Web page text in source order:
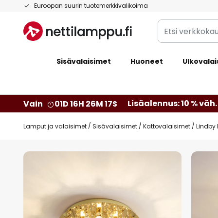
Euroopan suurin tuotemerkkivalikoima
Skip
Content
Etsi
verkkokaupan
Sisävalaisimet Huoneet
Vain 01D 16H 26M 15S Lisäalennus: 10 %
Lamput ja valaisimet Sisävalaisimet Kattovalaisimet Lindby
Skip